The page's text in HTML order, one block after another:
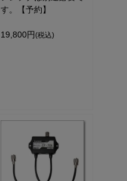
す。【予約】
19,800円 (税込)